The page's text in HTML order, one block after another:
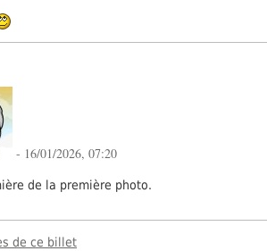
- 16/01/2026, 07:20
de la première photo.
de ce billet